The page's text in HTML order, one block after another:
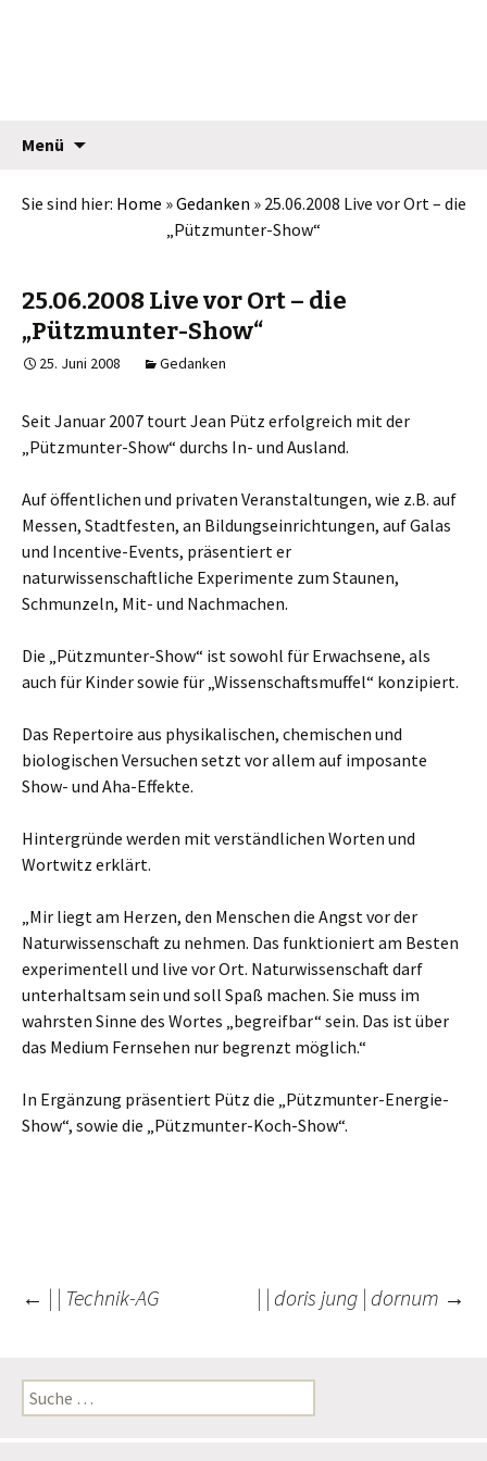
Menü
Sie sind hier: Home »Gedanken » 25.06.2008 Live vor Ort – die
„Pützmunter-Show“
25.06.2008 Live vor Ort – die
„Pützmunter-Show“
25. Juni 2008 Gedanken
Seit Januar 2007 tourt Jean Pütz erfolgreich mit der
„Pützmunter-Show“ durchs In- und Ausland.
Auf öffentlichen und privaten Veranstaltungen, wie z.B. auf
Messen, Stadtfesten, an Bildungseinrichtungen, auf Galas
und Incentive-Events, präsentiert er
naturwissenschaftliche Experimente zum Staunen,
Schmunzeln, Mit- und Nachmachen.
Die „Pützmunter-Show“ ist sowohl für Erwachsene, als
auch für Kinder sowie für „Wissenschaftsmuffel“ konzipiert.
Das Repertoire aus physikalischen, chemischen und
biologischen Versuchen setzt vor allem auf imposante
Show- und Aha-Effekte.
Hintergründe werden mit verständlichen Worten und
Wortwitz erklärt.
„Mir liegt am Herzen, den Menschen die Angst vor der
Naturwissenschaft zu nehmen. Das funktioniert am Besten
experimentell und live vor Ort. Naturwissenschaft darf
unterhaltsam sein und soll Spaß machen. Sie muss im
wahrsten Sinne des Wortes „begreifbar“ sein. Das ist über
das Medium Fernsehen nur begrenzt möglich.“
In Ergänzung präsentiert Pütz die „Pützmunter-Energie-
Show“, sowie die „Pützmunter-Koch-Show“.
← | | Technik-AG | | doris jung | dornum →
S
u